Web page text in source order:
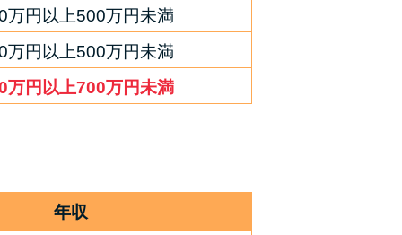
万円以上500万円未満
万円以上500万円未満
万円以上700万円未満
年収